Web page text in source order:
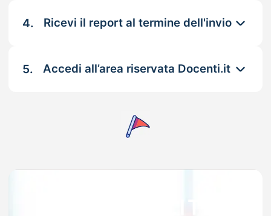
4. Ricevi il report al termine dell'invio
5. Accedi all’area riservata Docenti.it